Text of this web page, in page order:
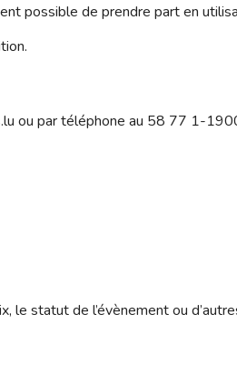
possible de prendre part en
ou par téléphone au 58 77 1-
statut de l’évènement ou